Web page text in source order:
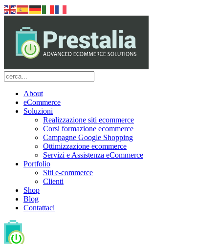
About
eCommerce
Soluzioni
Realizzazione siti ecommerce
Corsi formazione ecommerce
Campagne Google Shopping
Ottimizzazione ecommerce
Servizi e Assistenza eCommerce
Portfolio
Siti e-commerce
Clienti
Shop
Blog
Contattaci